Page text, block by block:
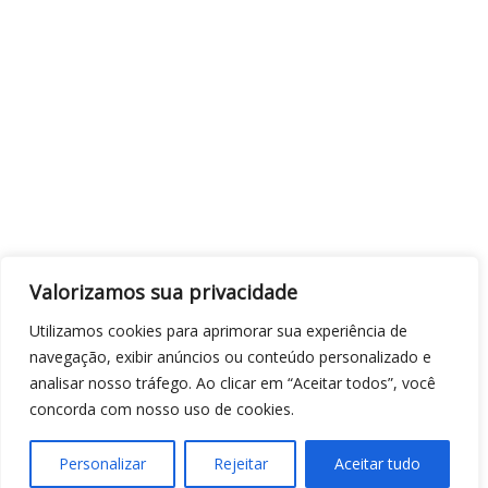
Valorizamos sua privacidade
Utilizamos cookies para aprimorar sua experiência de
navegação, exibir anúncios ou conteúdo personalizado e
analisar nosso tráfego. Ao clicar em “Aceitar todos”, você
concorda com nosso uso de cookies.
Personalizar Rejeitar Aceitar tudo